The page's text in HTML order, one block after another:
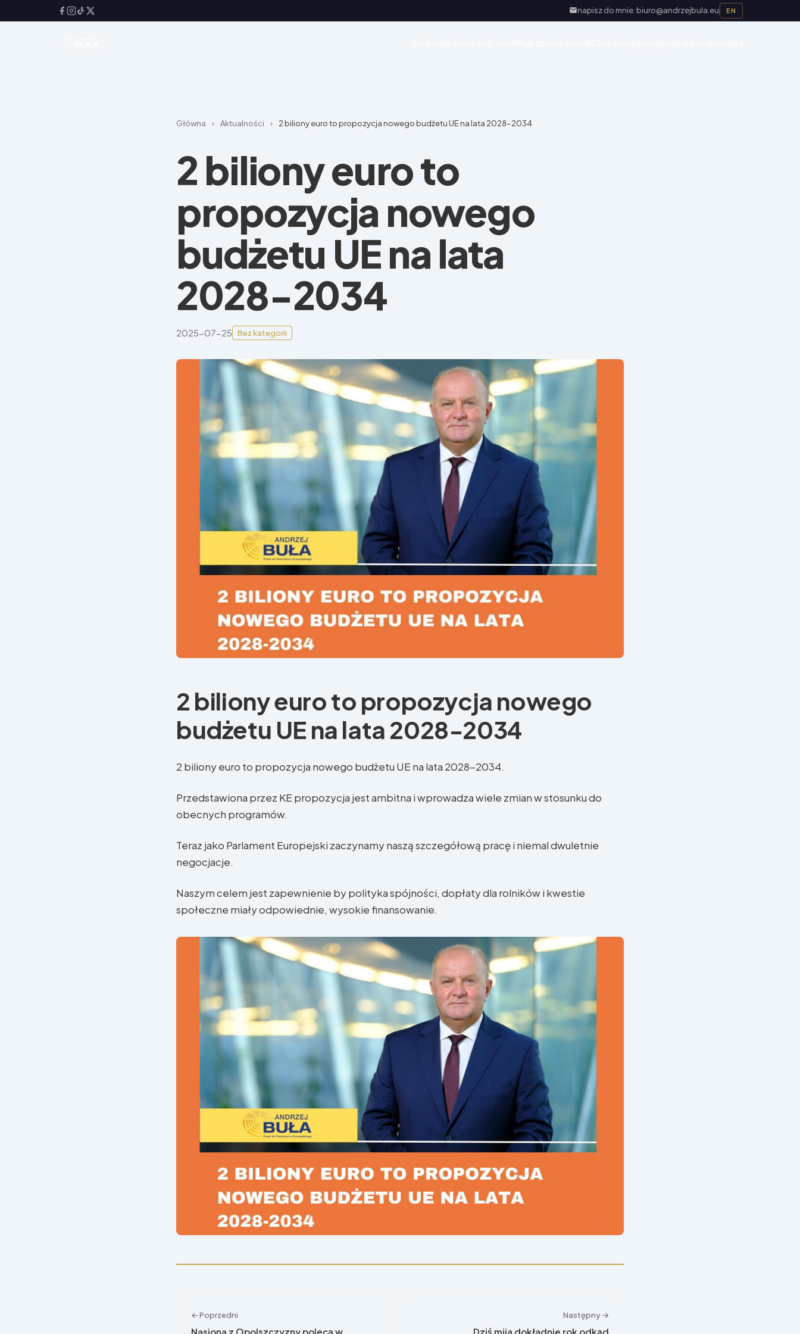
napisz do mnie: biuro@andrzejbula.eu EN
Główna › Aktualności › 2 biliony euro to propozycja nowego budżetu UE na lata 2028-2034
2 biliony euro to
propozycja nowego
budżetu UE na lata
2028-2034
2025-07-25 Bez kategorii
2 biliony euro to propozycja nowego
budżetu UE na lata 2028-2034
2 biliony euro to propozycja nowego budżetu UE na lata 2028-2034.
Przedstawiona przez KE propozycja jest ambitna i wprowadza wiele zmian w stosunku do
obecnych programów.
Teraz jako Parlament Europejski zaczynamy naszą szczegółową pracę i niemal dwuletnie
negocjacje.
Naszym celem jest zapewnienie by polityka spójności, dopłaty dla rolników i kwestie
społeczne miały odpowiednie, wysokie finansowanie.
← Poprzedni
Nasiona z Opolszczyzny polecą w
Następny →
Dziś mija dokładnie rok odkąd